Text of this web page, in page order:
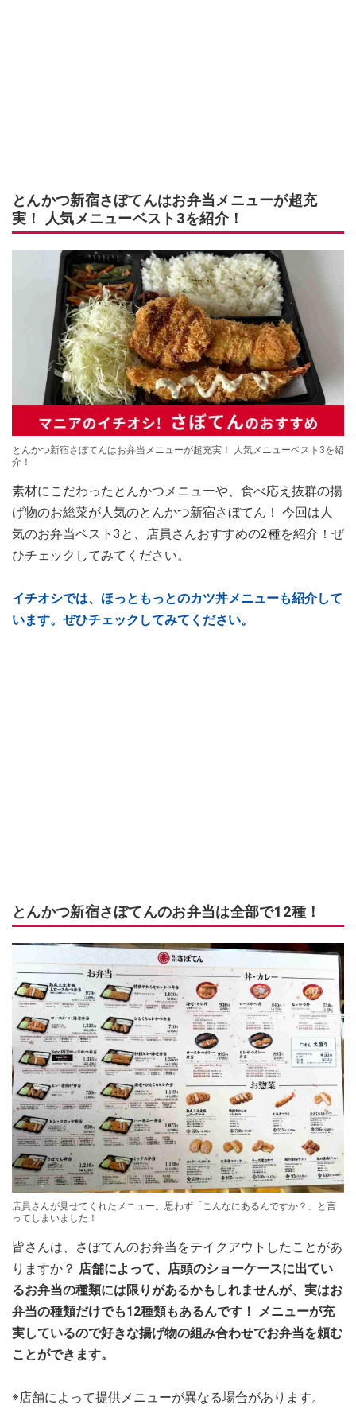
とんかつ新宿さぼてんはお弁当メニューが超充
実！ 人気メニューベスト3を紹介！
とんかつ新宿さぼてんはお弁当メニューが超充実！ 人気メニューベスト3を紹
介！
素材にこだわったとんかつメニューや、食べ応え抜群の揚
げ物のお総菜が人気のとんかつ新宿さぼてん！ 今回は人
気のお弁当ベスト3と、店員さんおすすめの2種を紹介！ぜ
ひチェックしてみてください。
イチオシでは、ほっともっとのカツ丼メニューも紹介して
います。ぜひチェックしてみてください。
とんかつ新宿さぼてんのお弁当は全部で12種！
店員さんが見せてくれたメニュー。思わず「こんなにあるんですか？」と言
ってしまいました！
皆さんは、さぼてんのお弁当をテイクアウトしたことがあ
りますか？ 店舗によって、店頭のショーケースに出てい
るお弁当の種類には限りがあるかもしれませんが、実はお
弁当の種類だけでも12種類もあるんです！ メニューが充
実しているので好きな揚げ物の組み合わせでお弁当を頼む
ことができます。
※店舗によって提供メニューが異なる場合があります。